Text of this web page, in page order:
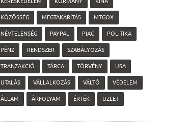
KÖZÖSSÉG MEGTAKARÍTÁS MTGOX
NÉVTELENSÉG PAYPAL PIAC POLITIKA
PÉNZ RENDSZER SZABÁLYOZÁS
TRANZAKCIÓ TÁRCA TÖRVÉNY USA
UTALÁS VÁLLALKOZÁS VÁLTÓ VÉDELEM
ÁLLAM ÁRFOLYAM ÉRTÉK ÜZLET